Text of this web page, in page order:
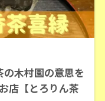
木村園の意思を
店【とろりん茶